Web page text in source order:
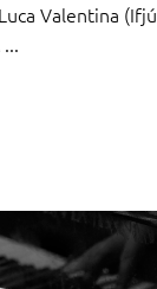
Valentina (Ifjú